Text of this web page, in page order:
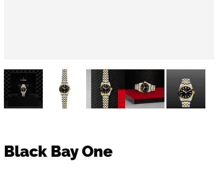
Black Bay One